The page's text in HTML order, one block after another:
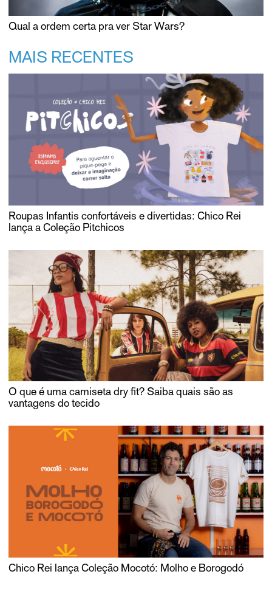
Qual a ordem certa pra ver Star Wars?
MAIS RECENTES
Roupas Infantis confortáveis e divertidas: Chico Rei
lança a Coleção Pitchicos
O que é uma camiseta dry fit? Saiba quais são as
vantagens do tecido
Chico Rei lança Coleção Mocotó: Molho e Borogodó